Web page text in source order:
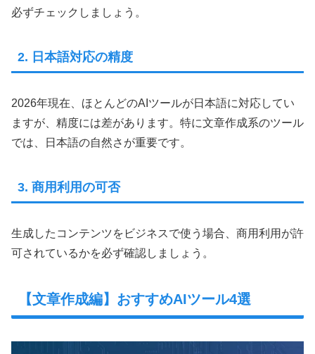
必ずチェックしましょう。
2. 日本語対応の精度
2026年現在、ほとんどのAIツールが日本語に対応してい
ますが、精度には差があります。特に文章作成系のツール
では、日本語の自然さが重要です。
3. 商用利用の可否
生成したコンテンツをビジネスで使う場合、商用利用が許
可されているかを必ず確認しましょう。
【文章作成編】おすすめAIツール4選